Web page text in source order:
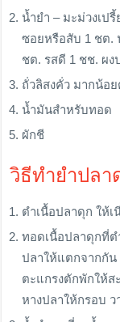
น้ำยำ – มะม่วงเป
ซอยหรือสับ 1 ชต.
ชต. รสดี 1 ชช. ผง
ถั่วลิสงคั่ว มากน้อ
น้ำมันสำหรับทอด
ผักชี
วิธีทำยำปลา
ตำเนื้อปลาดุก ให้
ทอดเนื้อปลาดุกที่
ปลาให้แตกจากกัน
ตะแกรงตักพักให้ส
หางปลาให้กรอบ